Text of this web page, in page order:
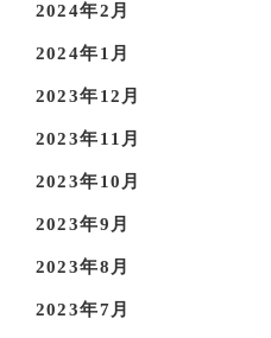
2024年2月
2024年1月
2023年12月
2023年11月
2023年10月
2023年9月
2023年8月
2023年7月